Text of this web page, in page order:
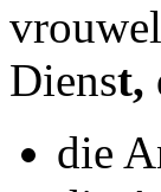
Dienst,
die